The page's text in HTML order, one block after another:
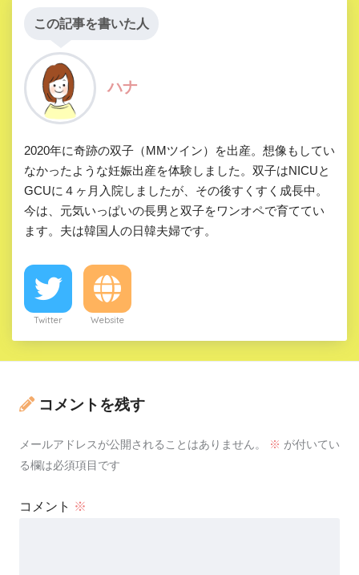
この記事を書いた人
ハナ
2020年に奇跡の双子（MMツイン）を出産。想像もしてい
なかったような妊娠出産を体験しました。双子はNICUと
GCUに４ヶ月入院しましたが、その後すくすく成長中。
今は、元気いっぱいの長男と双子をワンオペで育ててい
ます。夫は韓国人の日韓夫婦です。
Twitter Website
コメントを残す
メールアドレスが公開されることはありません。 ※ が付いてい
る欄は必須項目です
コメント ※